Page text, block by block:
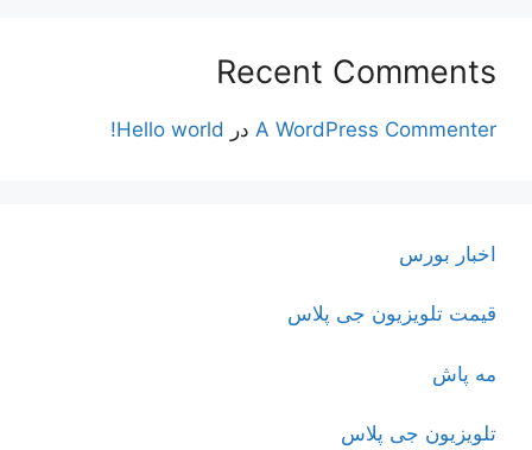
Recent Comments
A WordPress Commenter در Hello world!
اخبار بورس
قیمت تلویزیون جی پلاس
مه پاش
تلویزیون جی پلاس